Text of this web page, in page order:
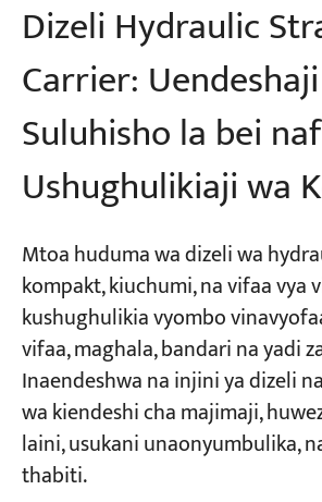
Dizeli Hydraulic
Carrier:
Suluhisho la bei
Ushughulikiaji wa
Mtoa huduma wa dizeli wa
kompakt, kiuchumi, na vifaa vya
kushughulikia vyombo
vifaa, maghala, bandari na yadi
Inaendeshwa na injini ya dizeli
wa kiendeshi cha majimaji,
laini, usukani unaonyumbulika,
thabiti.